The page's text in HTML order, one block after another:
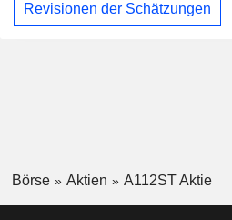
Revisionen der Schätzungen
Börse Aktien A112ST Aktie